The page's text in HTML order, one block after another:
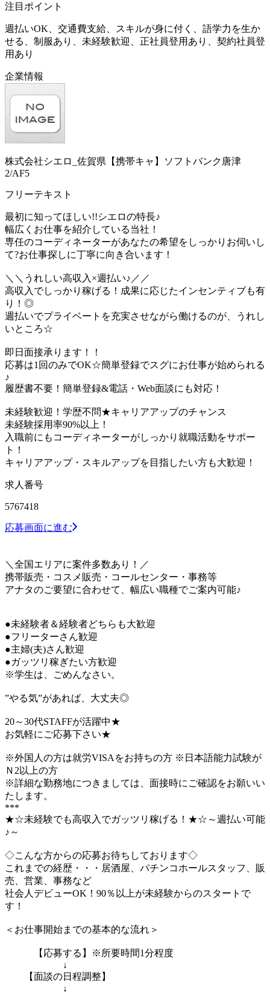
注目ポイント
週払いOK、交通費支給、スキルが身に付く、語学力を生か
せる、制服あり、未経験歓迎、正社員登用あり、契約社員登
用あり
企業情報
株式会社シエロ_佐賀県【携帯キャ】ソフトバンク唐津
2/AF5
フリーテキスト
最初に知ってほしい!!シエロの特長♪
幅広くお仕事を紹介している当社！
専任のコーディネーターがあなたの希望をしっかりお伺いし
て?お仕事探しに丁寧に向き合います！
＼＼うれしい高収入×週払い♪／／
高収入でしっかり稼げる！成果に応じたインセンティブも有
り！◎
週払いでプライベートを充実させながら働けるのが、うれし
いところ☆
即日面接承ります！！
応募は1回のみでOK☆簡単登録でスグにお仕事が始められる
♪
履歴書不要！簡単登録&電話・Web面談にも対応！
未経験歓迎！学歴不問★キャリアアップのチャンス
未経験採用率90%以上！
入職前にもコーディネーターがしっかり就職活動をサポー
ト！
キャリアアップ・スキルアップを目指したい方も大歓迎！
求人番号
5767418
応募画面に進む
＼全国エリアに案件多数あり！／
携帯販売・コスメ販売・コールセンター・事務等
アナタのご要望に合わせて、幅広い職種でご案内可能♪
●未経験者＆経験者どちらも大歓迎
●フリーターさん歓迎
●主婦(夫)さん歓迎
●ガッツリ稼ぎたい方歓迎
※学生は、ごめんなさい。
”やる気”があれば、大丈夫◎
20～30代STAFFが活躍中★
お気軽にご応募下さい★
※外国人の方は就労VISAをお持ちの方 ※日本語能力試験が
Ｎ2以上の方
※詳細な勤務地につきましては、面接時にご確認をお願いい
たします。
***
★☆未経験でも高収入でガッツリ稼げる！★☆～週払い可能
♪～
◇こんな方からの応募お待ちしております◇
これまでの経歴・・・居酒屋、パチンコホールスタッフ、販
売、営業、事務など
社会人デビューOK！90％以上が未経験からのスタートで
す！
＜お仕事開始までの基本的な流れ＞
【応募する】※所要時間1分程度
↓
【面談の日程調整】
↓